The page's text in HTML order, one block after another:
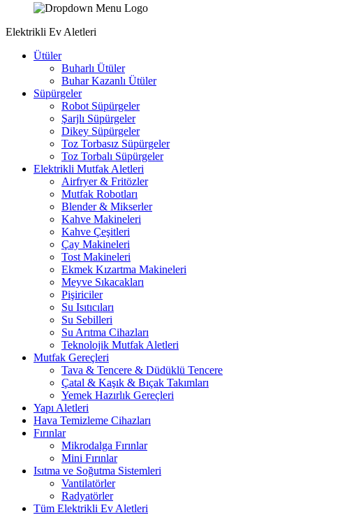
Elektrikli Ev Aletleri
Ütüler
Buharlı Ütüler
Buhar Kazanlı Ütüler
Süpürgeler
Robot Süpürgeler
Şarjlı Süpürgeler
Dikey Süpürgeler
Toz Torbasız Süpürgeler
Toz Torbalı Süpürgeler
Elektrikli Mutfak Aletleri
Airfryer & Fritözler
Mutfak Robotları
Blender & Mikserler
Kahve Makineleri
Kahve Çeşitleri
Çay Makineleri
Tost Makineleri
Ekmek Kızartma Makineleri
Meyve Sıkacakları
Pişiriciler
Su Isıtıcıları
Su Sebilleri
Su Arıtma Cihazları
Teknolojik Mutfak Aletleri
Mutfak Gereçleri
Tava & Tencere & Düdüklü Tencere
Çatal & Kaşık & Bıçak Takımları
Yemek Hazırlık Gereçleri
Yapı Aletleri
Hava Temizleme Cihazları
Fırınlar
Mikrodalga Fırınlar
Mini Fırınlar
Isıtma ve Soğutma Sistemleri
Vantilatörler
Radyatörler
Tüm Elektrikli Ev Aletleri